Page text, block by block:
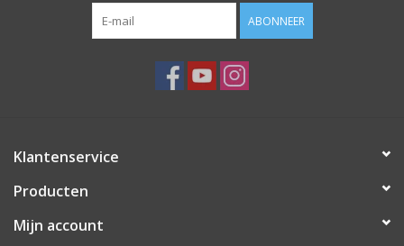
ABONNEER
Klantenservice
Producten
Mijn account